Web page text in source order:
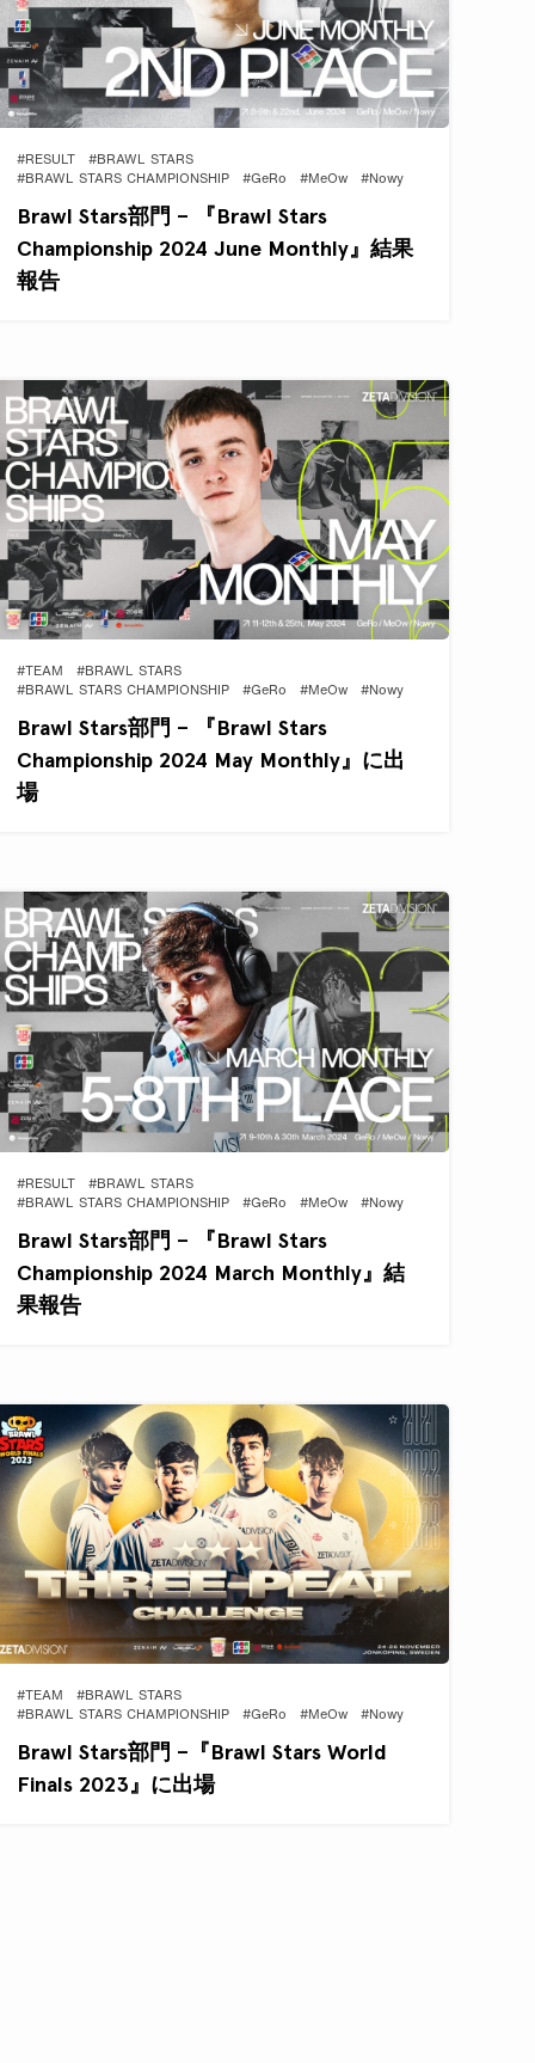
#RESULT
#BRAWL STARS
#BRAWL STARS CHAMPIONSHIP
#GeRo #MeOw #Nowy
Brawl Stars部門 – 『Brawl Stars
Championship 2024 June Monthly』結果
報告
#TEAM
#BRAWL STARS
#BRAWL STARS CHAMPIONSHIP
#GeRo #MeOw #Nowy
Brawl Stars部門 – 『Brawl Stars
Championship 2024 May Monthly』に出
場
#RESULT
#BRAWL STARS
#BRAWL STARS CHAMPIONSHIP
#GeRo #MeOw #Nowy
Brawl Stars部門 – 『Brawl Stars
Championship 2024 March Monthly』結
果報告
#TEAM
#BRAWL STARS
#BRAWL STARS CHAMPIONSHIP
#GeRo #MeOw #Nowy
Brawl Stars部門 –『Brawl Stars World
Finals 2023』に出場